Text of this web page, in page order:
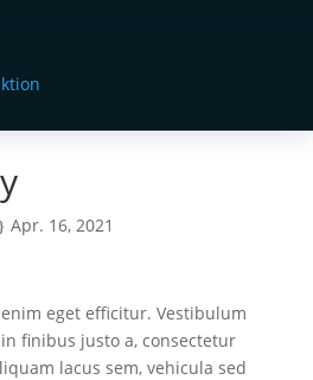
Apr. 16, 2021
eget efficitur. Vestibulum
finibus justo a, consectetur
lacus sem, vehicula sed